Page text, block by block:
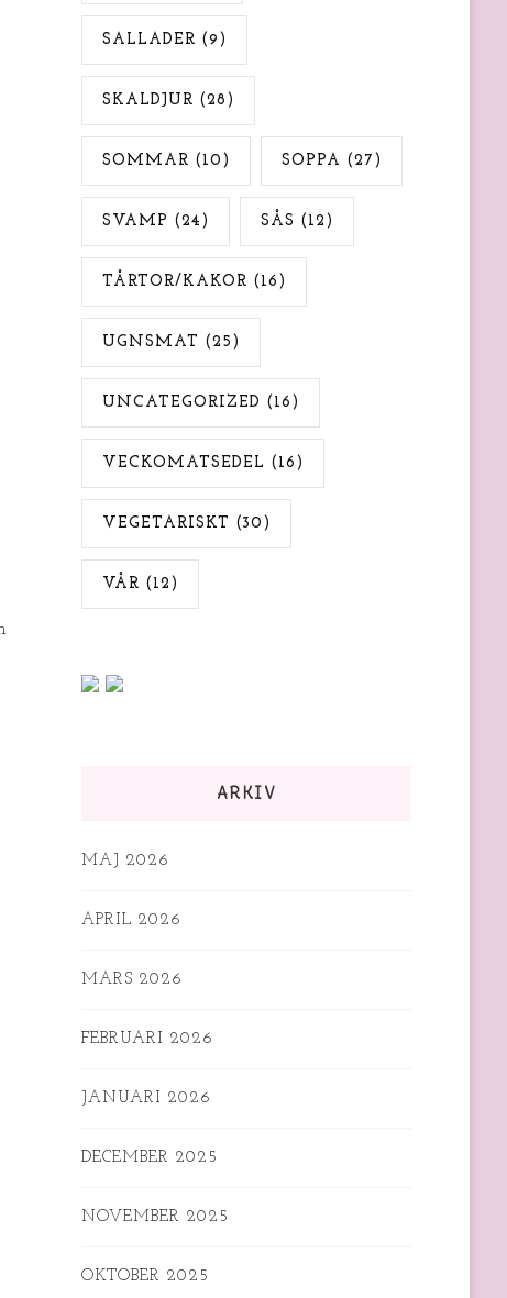
SALLADER (9)
SKALDJUR (28)
SOMMAR (10) SOPPA (27)
SVAMP (24) SÅS (12)
TÅRTOR/KAKOR (16)
UGNSMAT (25)
UNCATEGORIZED (16)
VECKOMATSEDEL (16)
VEGETARISKT (30)
VÅR (12)
ARKIV
MAJ 2026
APRIL 2026
MARS 2026
FEBRUARI 2026
JANUARI 2026
DECEMBER 2025
NOVEMBER 2025
OKTOBER 2025